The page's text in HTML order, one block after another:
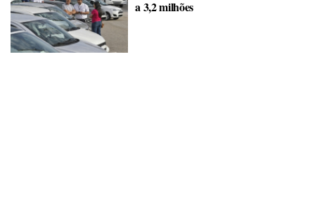
a 3,2 milhões